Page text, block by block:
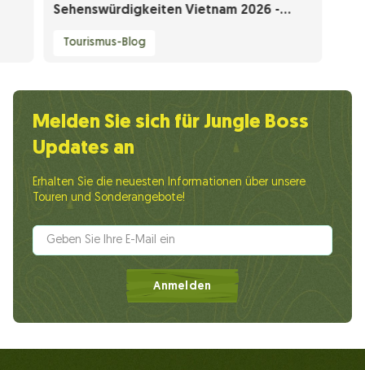
Sehenswürdigkeiten Vietnam 2026 -
Tourismus-Blog
Melden Sie sich für Jungle Boss
Updates an
Erhalten Sie die neuesten Informationen über unsere
Touren und Sonderangebote!
Anmelden